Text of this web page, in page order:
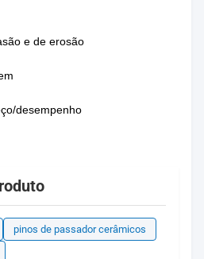
e de erosão
desempenho
pinos de passador cerâmicos